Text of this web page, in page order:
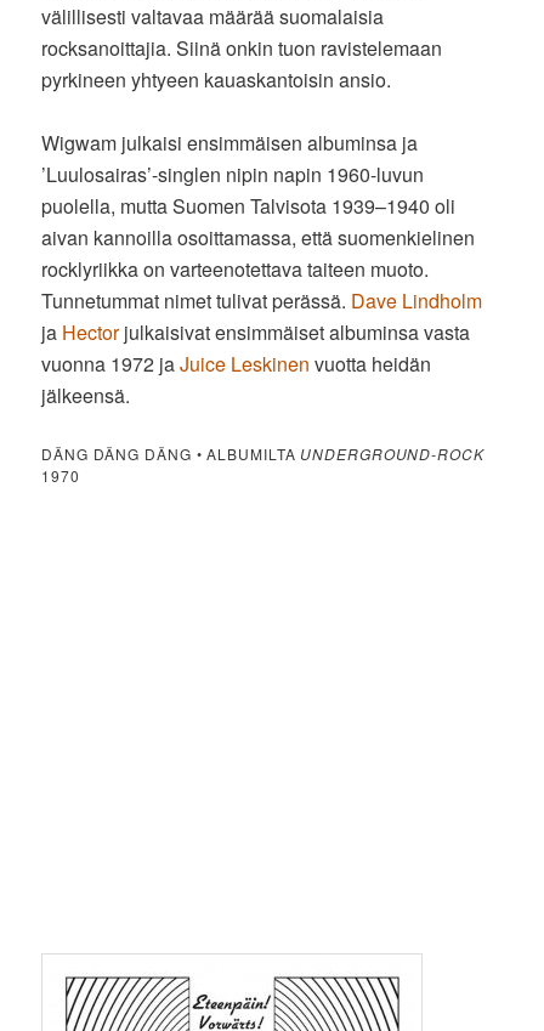
välillisesti valtavaa määrää suomalaisia
rocksanoittajia. Siinä onkin tuon ravistelemaan
pyrkineen yhtyeen kauaskantoisin ansio.
Wigwam julkaisi ensimmäisen albuminsa ja
’Luulosairas’-singlen nipin napin 1960-luvun
puolella, mutta Suomen Talvisota 1939–1940 oli
aivan kannoilla osoittamassa, että suomenkielinen
rocklyriikka on varteenotettava taiteen muoto.
Tunnetummat nimet tulivat perässä. Dave Lindholm
ja Hectorjulkaisivat ensimmäiset albuminsa vasta
vuonna 1972 jaJuice Leskinen vuotta heidän
jälkeensä.
DÄNG DÄNG DÄNG • ALBUMILTA UNDERGROUND-ROCK
1970